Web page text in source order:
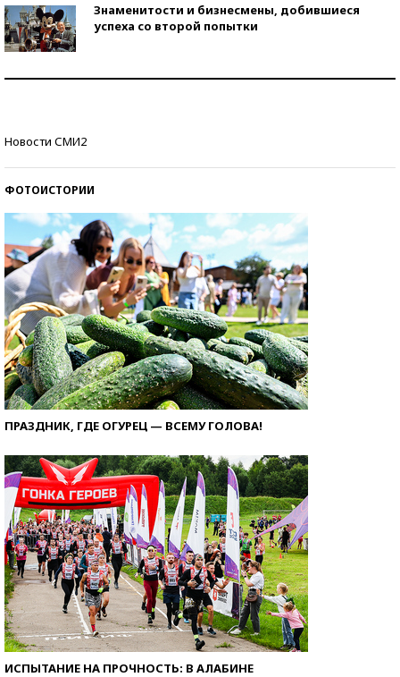
Знаменитости и бизнесмены, добившиеся
успеха со второй попытки
Новости СМИ2
ФОТОИСТОРИИ
ПРАЗДНИК, ГДЕ ОГУРЕЦ — ВСЕМУ ГОЛОВА!
ИСПЫТАНИЕ НА ПРОЧНОСТЬ: В АЛАБИНЕ